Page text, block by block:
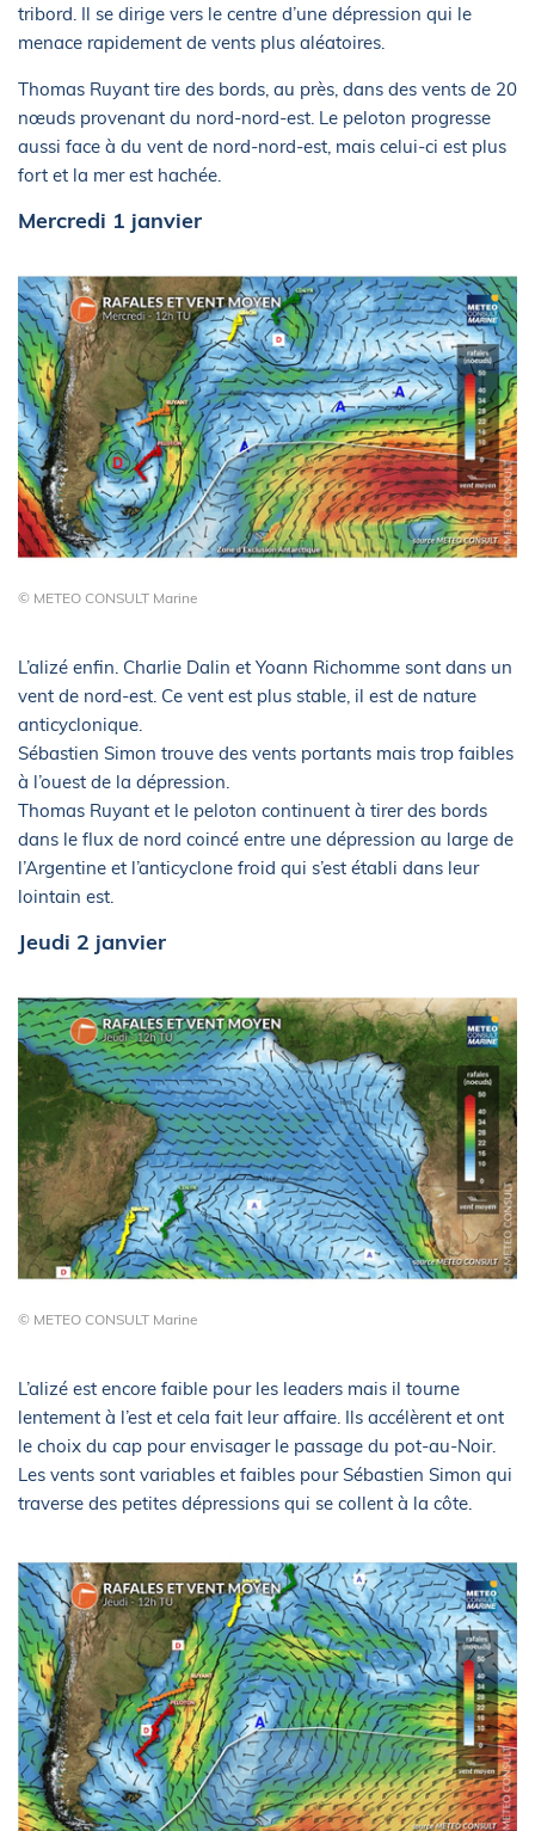
tribord. Il se dirige vers le centre d’une dépression qui le
menace rapidement de vents plus aléatoires.
Thomas Ruyant tire des bords, au près, dans des vents de 20
nœuds provenant du nord-nord-est. Le peloton progresse
aussi face à du vent de nord-nord-est, mais celui-ci est plus
fort et la mer est hachée.
Mercredi 1 janvier
© METEO CONSULT Marine
L’alizé enfin. Charlie Dalin et Yoann Richomme sont dans un
vent de nord-est. Ce vent est plus stable, il est de nature
anticyclonique.
Sébastien Simon trouve des vents portants mais trop faibles
à l’ouest de la dépression.
Thomas Ruyant et le peloton continuent à tirer des bords
dans le flux de nord coincé entre une dépression au large de
l’Argentine et l’anticyclone froid qui s’est établi dans leur
lointain est.
Jeudi 2 janvier
© METEO CONSULT Marine
L’alizé est encore faible pour les leaders mais il tourne
lentement à l’est et cela fait leur affaire. Ils accélèrent et ont
le choix du cap pour envisager le passage du pot-au-Noir.
Les vents sont variables et faibles pour Sébastien Simon qui
traverse des petites dépressions qui se collent à la côte.